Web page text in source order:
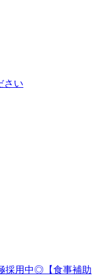
さい
採用中◎【食事補助